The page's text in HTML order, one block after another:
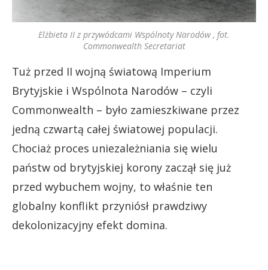
Elżbieta II z przywódcami Wspólnoty Narodów , fot.
Commonwealth Secretariat
Tuż przed II wojną światową Imperium
Brytyjskie i Wspólnota Narodów – czyli
Commonwealth – było zamieszkiwane przez
jedną czwartą całej światowej populacji.
Chociaż proces uniezależniania się wielu
państw od brytyjskiej korony zaczął się już
przed wybuchem wojny, to właśnie ten
globalny konflikt przyniósł prawdziwy
dekolonizacyjny efekt domina.